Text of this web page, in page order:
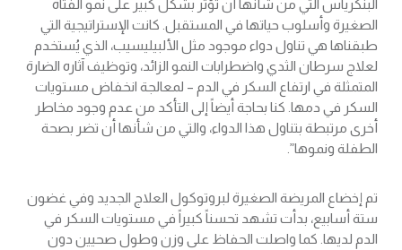
البنكرياس التي من شأنها أن تؤثر بشكل كبير على نمو الفتاة
الصغيرة وأسلوب حياتها في المستقبل. كانت الإستراتيجية التي
طبقناها هي تناول دواء موجود مثل الألبيليسيب، الذي يُستخدم
لعلاج سرطان الثدي واضطرابات النمو الزائد، وتوظيف آثاره الضارة
المتمثلة في ارتفاع السكر في الدم – لمعالجة انخفاض مستويات
السكر في دمها. كنا بحاجة أيضاً إلى التأكد من عدم وجود مخاطر
أخرى مرتبطة بتناول هذا الدواء، والتي من شأنها أن تضر بصحة
الطفلة ونموها”.
تم إخضاع المريضة الصغيرة لبروتوكول العلاج الجديد وفي غضون
ستة أسابيع، بدأت تشهد تحسناً كبيراً في مستويات السكر في
الدم لديها. كما واصلت الحفاظ على وزن وطول صحيين دون